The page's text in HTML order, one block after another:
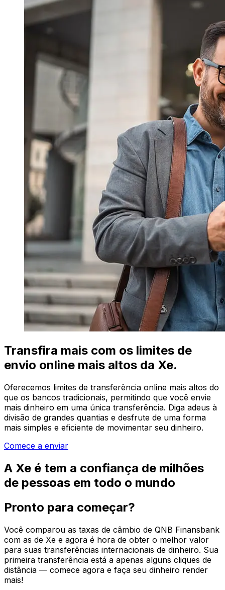
Transfira mais com os limites de
envio online mais altos da Xe.
Oferecemos limites de transferência online mais altos do
que os bancos tradicionais, permitindo que você envie
mais dinheiro em uma única transferência. Diga adeus à
divisão de grandes quantias e desfrute de uma forma
mais simples e eficiente de movimentar seu dinheiro.
Comece a enviar
A Xe é tem a confiança de milhões
de pessoas em todo o mundo
Pronto para começar?
Você comparou as taxas de câmbio de QNB Finansbank
com as de Xe e agora é hora de obter o melhor valor
para suas transferências internacionais de dinheiro. Sua
primeira transferência está a apenas alguns cliques de
distância — comece agora e faça seu dinheiro render
mais!